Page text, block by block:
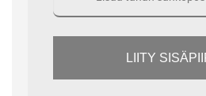
LIITY